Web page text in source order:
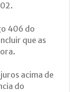
406 do
que as
acima de
do